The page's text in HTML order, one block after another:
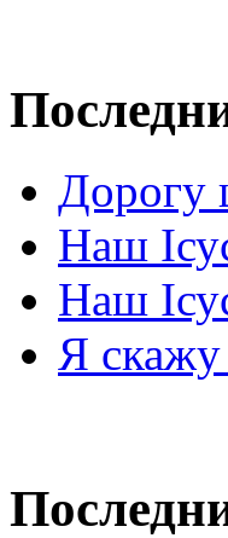
Дорогу
Наш
Наш
Я скажу